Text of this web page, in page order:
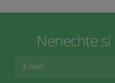
Nenechte